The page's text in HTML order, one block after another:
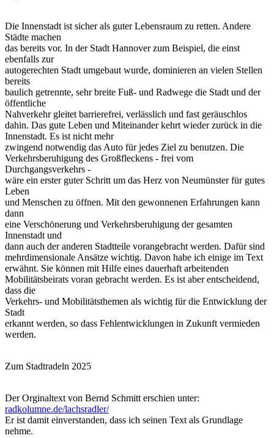
Die Innenstadt ist sicher als guter Lebensraum zu retten. Andere
Städte machen
das bereits vor. In der Stadt Hannover zum Beispiel, die einst
ebenfalls zur
autogerechten Stadt umgebaut wurde, dominieren an vielen Stellen
bereits
baulich getrennte, sehr breite Fuß- und Radwege die Stadt und der
öffentliche
Nahverkehr gleitet barrierefrei, verlässlich und fast geräuschlos
dahin. Das gute Leben und Miteinander kehrt wieder zurück in die
Innenstadt. Es ist nicht mehr
zwingend notwendig das Auto für jedes Ziel zu benutzen. Die
Verkehrsberuhigung des Großfleckens - frei vom
Durchgangsverkehrs -
wäre ein erster guter Schritt um das Herz von Neumünster für gutes
Leben
und Menschen zu öffnen. Mit den gewonnenen Erfahrungen kann
dann
eine Verschönerung und Verkehrsberuhigung der gesamten
Innenstadt und
dann auch der anderen Stadtteile vorangebracht werden. Dafür sind
mehrdimensionale Ansätze wichtig. Davon habe ich einige im Text
erwähnt. Sie können mit Hilfe eines dauerhaft arbeitenden
Mobilitätsbeirats voran gebracht werden. Es ist aber entscheidend,
dass die
Verkehrs- und Mobilitätsthemen als wichtig für die Entwicklung der
Stadt
erkannt werden, so dass Fehlentwicklungen in Zukunft vermieden
werden.
Zum Stadtradeln 2025
Der Orginaltext von Bernd Schmitt erschien unter:
radkolumne.de/lachsradler/
Er ist damit einverstanden, dass ich seinen Text als Grundlage
nehme.